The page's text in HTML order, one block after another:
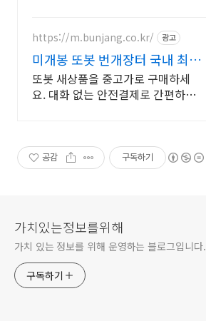
https://m.bunjang.co.kr/ 광고
미개봉 또봇 번개장터 국내 최대
브랜드 중고거래
또봇 새상품을 중고가로 구매하세
요. 대화 없는 안전결제로 간편하게!
공감 구독하기
가치있는정보를위해
가치 있는 정보를 위해 운영하는 블로그입니다.
구독하기